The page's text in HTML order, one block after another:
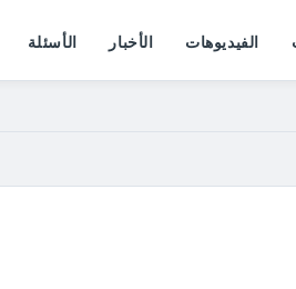
الفيديوهات الأخبار الأسئلة